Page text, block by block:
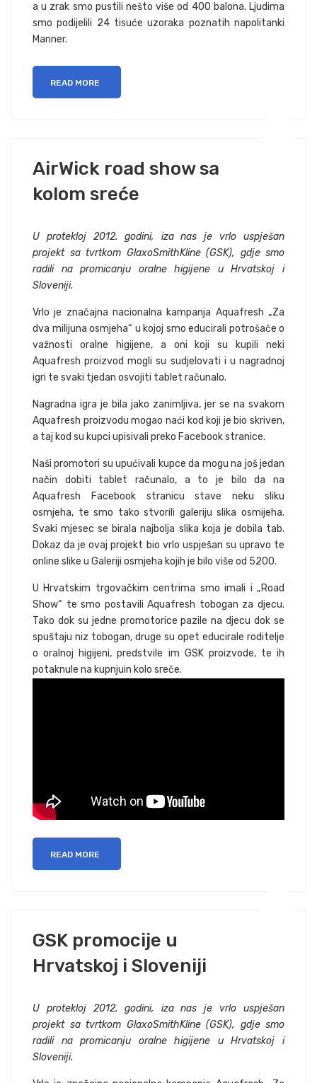
a u zrak smo pustili nešto više od 400 balona. Ljudima
smo podijelili 24 tisuće uzoraka poznatih napolitanki
Manner.
READ MORE
AirWick road show sa
kolom sreće
U protekloj 2012. godini, iza nas je vrlo uspješan
projekt sa tvrtkom GlaxoSmithKline (GSK), gdje smo
radili na promicanju oralne higijene u Hrvatskoj i
Sloveniji.
Vrlo je značajna nacionalna kampanja Aquafresh „Za
dva milijuna osmjeha“ u kojoj smo educirali potrošače o
važnosti oralne higijene, a oni koji su kupili neki
Aquafresh proizvod mogli su sudjelovati i u nagradnoj
igri te svaki tjedan osvojiti tablet računalo.
Nagradna igra je bila jako zanimljiva, jer se na svakom
Aquafresh proizvodu mogao naći kod koji je bio skriven,
a taj kod su kupci upisivali preko Facebook stranice.
Naši promotori su upućivali kupce da mogu na još jedan
način dobiti tablet računalo, a to je bilo da na
Aquafresh Facebook stranicu stave neku sliku
osmjeha, te smo tako stvorili galeriju slika osmijeha.
Svaki mjesec se birala najbolja slika koja je dobila tab.
Dokaz da je ovaj projekt bio vrlo uspješan su upravo te
online slike u Galeriji osmjeha kojih je bilo više od 5200.
U Hrvatskim trgovačkim centrima smo imali i „Road
Show“ te smo postavili Aquafresh tobogan za djecu.
Tako dok su jedne promotorice pazile na djecu dok se
spuštaju niz tobogan, druge su opet educirale roditelje
o oralnoj higijeni, predstvile im GSK proizvode, te ih
potaknule na kupnjuin kolo sreče.
READ MORE
GSK promocije u
Hrvatskoj i Sloveniji
U protekloj 2012. godini, iza nas je vrlo uspješan
projekt sa tvrtkom GlaxoSmithKline (GSK), gdje smo
radili na promicanju oralne higijene u Hrvatskoj i
Sloveniji.